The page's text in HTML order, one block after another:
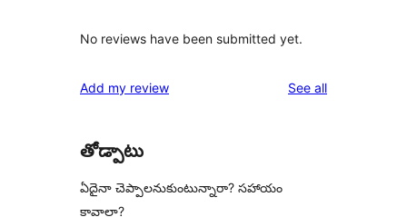
No reviews have been submitted yet.
Add my review See allreviews
తోడ్పాటు
ఏదైనా చెప్పాలనుకుంటున్నారా? సహాయం
కావాలా?